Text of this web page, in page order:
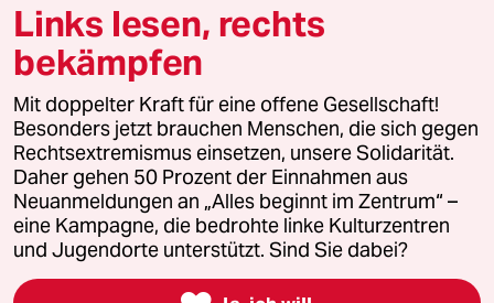
© 2026 taz Verlags und Vertriebs GmbH
Alle Rechte vorbehalten. Bei rechtlichen Fragen oder für Genehmigungen
wenden Sie sich bitte an
lizenzen@taz.de
Feedback Redaktionsstatut Kommune-Richtlinien
Leitlinie Informant Datenschutz Impressum AGB
Seitenwende Einwilligungen widerrufen (Ads)
Links lesen, rechts
bekämpfen
Mit doppelter Kraft für eine offene Gesellschaft!
Besonders jetzt brauchen Menschen, die sich gegen
Rechtsextremismus einsetzen, unsere Solidarität.
Daher gehen 50 Prozent der Einnahmen aus
Neuanmeldungen an „Alles beginnt im Zentrum“ –
eine Kampagne, die bedrohte linke Kulturzentren
und Jugendorte unterstützt. Sind Sie dabei?